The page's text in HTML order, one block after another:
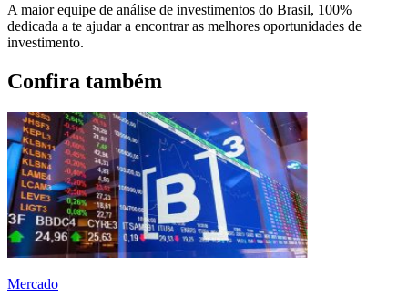
A maior equipe de análise de investimentos do Brasil, 100%
dedicada a te ajudar a encontrar as melhores oportunidades de
investimento.
Confira também
Mercado